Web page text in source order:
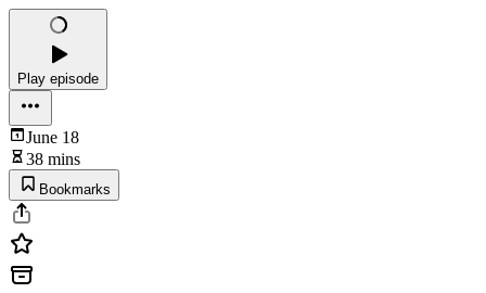
Play episode
June 18
38 mins
Bookmarks